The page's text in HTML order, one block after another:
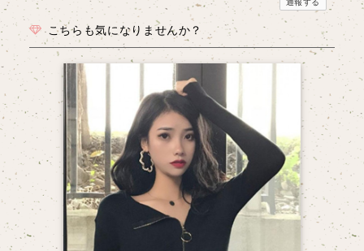
こちらも気になりませんか？